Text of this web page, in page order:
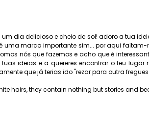
dia delicioso e cheio de sol! adoro a tua
é uma marca importante sim... por aqui
nós que fazemos e acho que é
ideias e a quereres encontrar o teu lugar
que já terias ido "rezar para outra
hairs, they contain nothing but stories and